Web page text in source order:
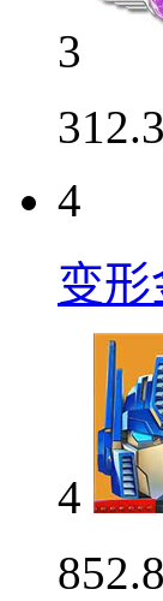
3
4
变
4